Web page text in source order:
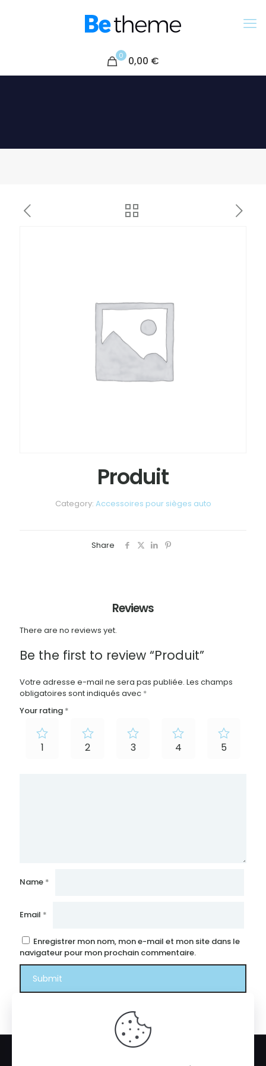
0 0,00 €
Produit
Category: Accessoires pour sièges auto
Share
Reviews
There are no reviews yet.
Be the first to review “Produit”
Votre adresse e-mail ne sera pas publiée. Les champs
obligatoires sont indiqués avec *
Your rating *
1 2 3 4 5
Name *
Email *
Enregistrer mon nom, mon e-mail et mon site dans le
navigateur pour mon prochain commentaire.